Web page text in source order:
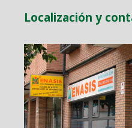
Localización y